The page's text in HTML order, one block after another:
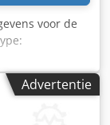
voor de
01x
RAL 2004
3.600 mm
Advertentie